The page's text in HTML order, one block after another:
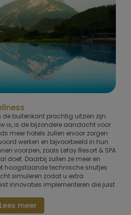
de buitenkant prachtig uitzien zijn
is, is de bijzondere aandacht voor
meer hotels zullen ervoor zorgen
werken en bijvoorbeeld in hun
voorzien, zoals Lefay Resort & SPA
doet. Daarbij zullen ze meer en
hoogstaande technische snufjes
simuleren zodat u extra
innovaties implementeren die juist
Lees meer